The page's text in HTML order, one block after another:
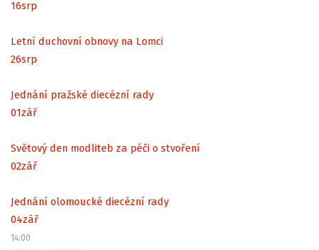
16srp
Letní duchovní obnovy na Lomci
26srp
Jednání pražské diecézní rady
01zář
Světový den modliteb za péči o stvoření
02zář
Jednání olomoucké diecézní rady
04zář
14:00